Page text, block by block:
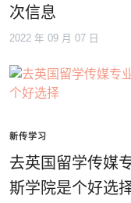
次信息
2022 年 09 月 07 日
新传学习
去英国留学传媒
斯学院是个好选